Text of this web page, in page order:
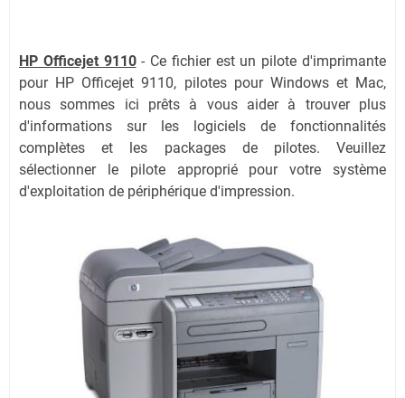
HP Officejet 9110- Ce fichier est un pilote d'imprimante
pourHP Officejet 9110, pilotes pour Windows et Mac,
nous sommes ici prêts à vous aider à trouver plus
d'informations sur les logiciels de fonctionnalités
complètes et les packages de pilotes. Veuillez
sélectionner le pilote approprié pour votre système
d'exploitation de périphérique d'impression.